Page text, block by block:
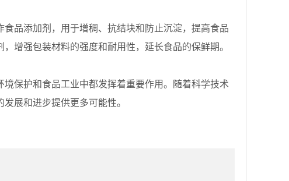
品添加剂，用于增稠、抗结块和防止沉淀，提高食品
增强包装材料的强度和耐用性，延长食品的保鲜期。
保护和食品工业中都发挥着重要作用。随着科学技术
展和进步提供更多可能性。